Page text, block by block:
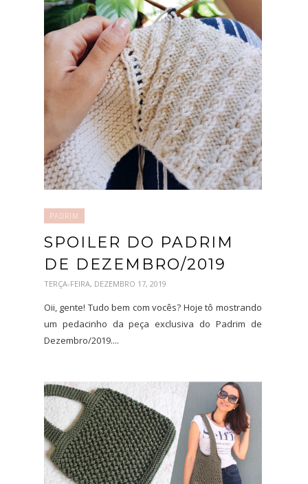
PADRIM
SPOILER DO PADRIM
DE DEZEMBRO/2019
TERÇA-FEIRA, DEZEMBRO 17, 2019
Oii, gente! Tudo bem com vocês? Hoje tô mostrando
um pedacinho da peça exclusiva do Padrim de
Dezembro/2019....